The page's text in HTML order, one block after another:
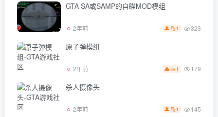
GTA SA或SAMP的自瞄MOD模组
2年前 1 323
原子弹模组
2年前 1 179
杀人摄像头
2年前 1 145